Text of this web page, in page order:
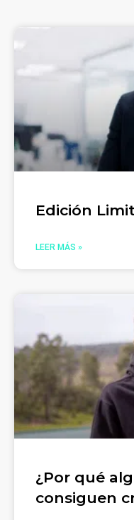
Edición
LEER MÁS »
¿Por qué
consiguen